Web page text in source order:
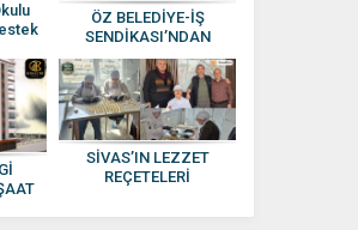
ÖZ BELEDİYE-İŞ
SENDİKASI’NDAN
HAKAN SEZERER’E
HAYIRLI OLSUN
ZİYARETİ
SİVAS’IN LEZZET
REÇETELERİ
EKONOMİYE